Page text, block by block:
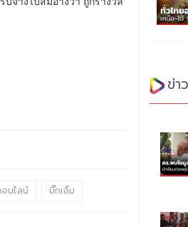
นไลน์ บิ๊กเอ็ม
ข่า